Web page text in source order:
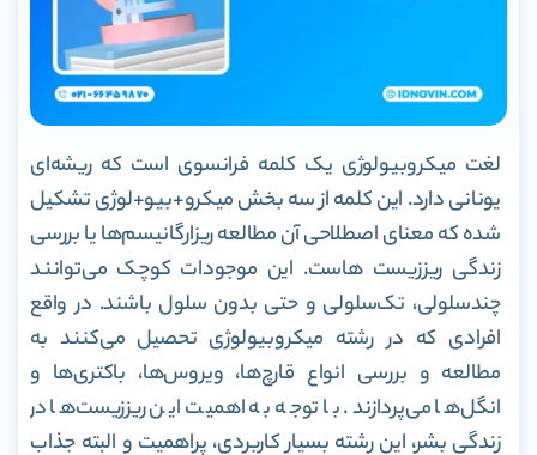
لغت میکروبیولوژی یک کلمه فرانسوی است که ریشه‌ای
یونانی دارد. این کلمه از سه بخش میکرو+بیو+لوژی تشکیل
شده که معنای اصطلاحی آن مطالعه ریزارگانیسم‌ها یا بررسی
زندگی ریززیست هاست. این موجودات کوچک می‌توانند
چند‌سلولی، تک‌سلولی و حتی بدون سلول باشند. در واقع
افرادی که در رشته میکروبیولوژی تحصیل می‌کنند به
مطالعه و بررسی انواع قارچ‌ها، ویروس‌ها، باکتری‌ها و
انگل‌ها می‌پردازند. با توجه به اهمیت این ریززیست‌ها در
زندگی بشر، این رشته بسیار کاربردی، پر‌اهمیت و البته جذاب